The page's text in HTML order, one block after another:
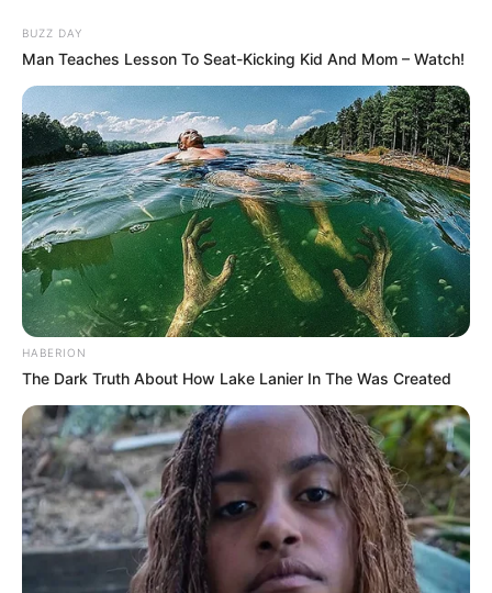
BUZZ DAY
Man Teaches Lesson To Seat-Kicking Kid And Mom – Watch!
HABERION
The Dark Truth About How Lake Lanier In The Was Created